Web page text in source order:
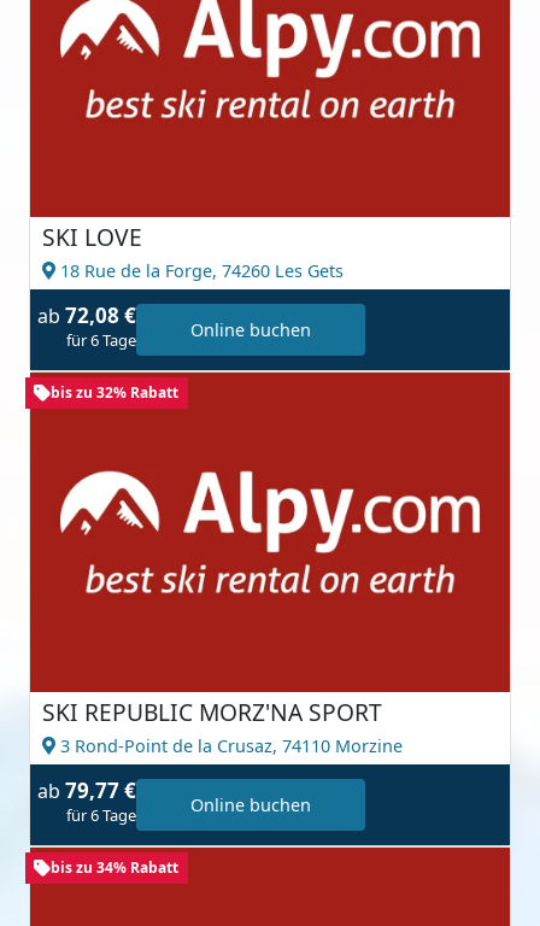
SKI LOVE
18 Rue de la Forge, 74260 Les Gets
ab 72,08 €
für 6 Tage Online buchen
bis zu 32% Rabatt
SKI REPUBLIC MORZ'NA SPORT
3 Rond-Point de la Crusaz, 74110 Morzine
ab 79,77 €
für 6 Tage Online buchen
bis zu 34% Rabatt